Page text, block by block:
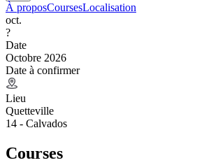
À proposCoursesLocalisation
oct.
?
Date
Octobre 2026
Date à confirmer
Lieu
Quetteville
14 - Calvados
Courses